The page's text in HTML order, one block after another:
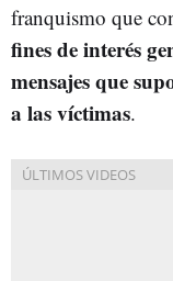
franquismo que
fines de interés
mensajes que
a las víctimas.